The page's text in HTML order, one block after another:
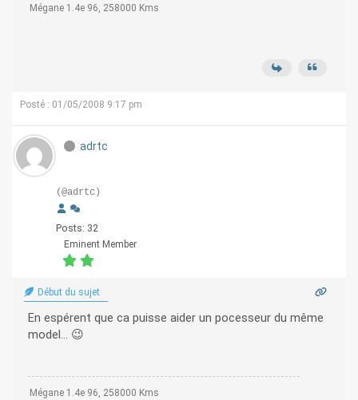
Mégane 1.4e 96, 258000 Kms
Posté : 01/05/2008 9:17 pm
adrtc
(@adrtc)
Posts: 32
Eminent Member
Début du sujet
En espérent que ca puisse aider un pocesseur du même
model... 😉
Mégane 1.4e 96, 258000 Kms